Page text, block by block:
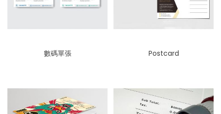
數碼單張 Postcard